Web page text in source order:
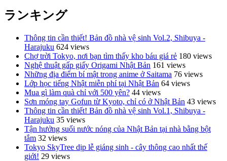
ランキング
Thông tin cần thiết! Bản đồ nhà vệ sinh Vol.2, Shibuya -
Harajuku 624 views
Chợ trời Tokyo, nơi bạn tìm thấy kho báu giá rẻ 180 views
Nghệ thuật gấp giấy Origami Nhật Bản 161 views
Những địa điểm bí mật trong anime ở Saitama 76 views
Lớp học tiếng Nhật miễn phí tại Nhật Bản 64 views
Mua gì làm quà chỉ với 500 yên? 44 views
Sơn móng tay Gofun từ Kyoto, chỉ có ở Nhật Bản 43 views
Thông tin cần thiết! Bản đồ nhà vệ sinh Vol.1, Shibuya -
Harajuku 35 views
Tận hưởng suối nước nóng của Nhật Bản tại nhà bằng bột
tắm 32 views
Tokyo SkyTree dịp lễ giáng sinh - cây thông cao nhất thế
giới! 29 views